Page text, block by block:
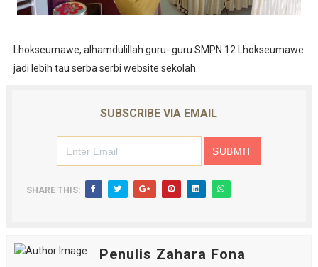
Supervisi Tingkatkan Aksi
Berenang Dalam Aquarium
Diseminasi Disiplin Positif
Asam Potong Obat Batuk
SMP Negeri 12 Lhokseumawe Melaju ke OSN tingkat
Lhokseumawe, alhamdulillah guru- guru SMPN 12 Lhokseumawe
jadi lebih tau serba serbi website sekolah.
SUBSCRIBE VIA EMAIL
SHARE THIS:
Penulis Zahara Fona